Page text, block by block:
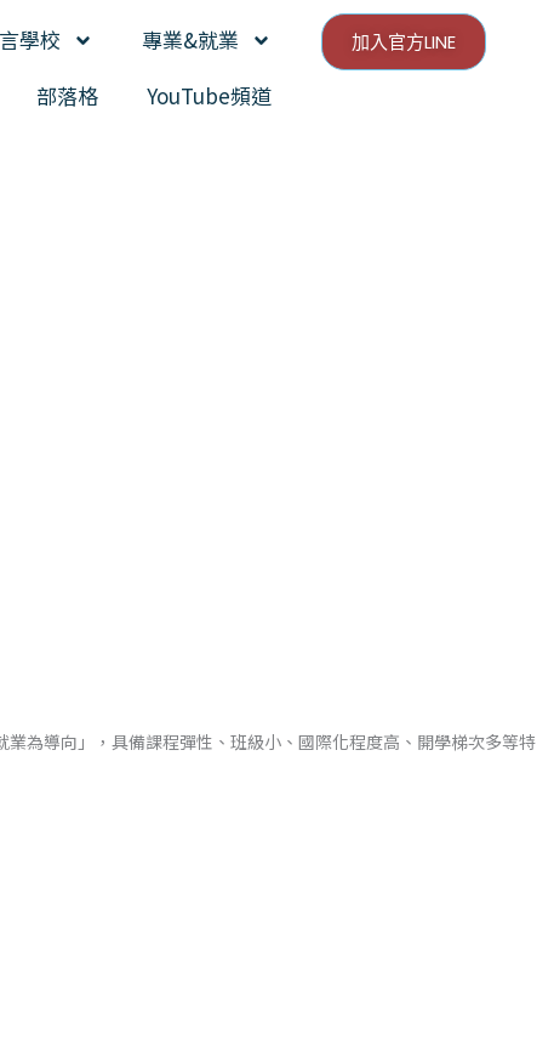
學校
專業&就業
部落格 YouTube頻道
加入官方LINE
為導向」，具備課程彈性、班級小、國際化程度高、開學梯次多等特